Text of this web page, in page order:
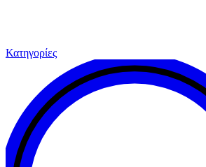
Κατηγορίες